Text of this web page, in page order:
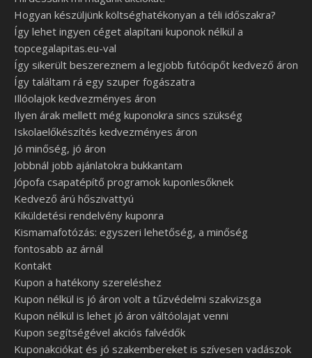
Hogyan készüljünk költséghatékonyan a téli időszakra?
Így lehet ingyen céget alapítani kuponok nélkül a
topcegalapitas.eu-val
Így sikerült beszereznem a legjobb futócipőt kedvező áron
Így találtam rá egy szuper fogászatra
Illóolajok kedvezményes áron
Ilyen árak mellett még kuponokra sincs szükség
Iskolaelőkészítés kedvezményes áron
Jó minőség, jó áron
Jobbnál jobb ajánlatokra bukkantam
Jópofa csapatépítő programok kuponlesőknek
Kedvező árú hőszivattyú
Kiküldetési rendelvény kuponra
Kismamafotózás: egyszeri lehetőség, a minőség
fontosabb az árnál
Kontakt
Kupon a hatékony szereléshez
Kupon nélkül is jó áron volt a tűzvédelmi szakvizsga
Kupon nélkül is lehet jó áron váltóolajat venni
Kupon segítségével akciós falvédők
Kuponakciókat és jó szakembereket is szívesen vadászok